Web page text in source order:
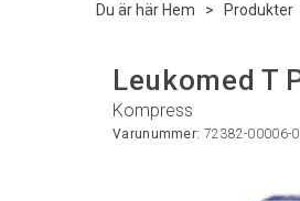
Du är här Hem > Produkter
Leukomed T
Kompress
Varunummer: 72382-00006-